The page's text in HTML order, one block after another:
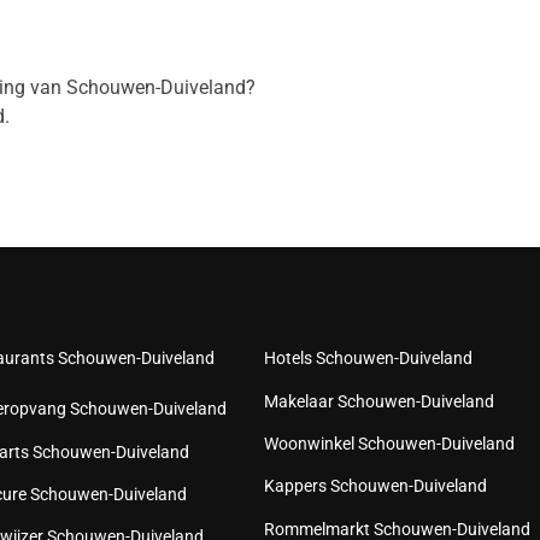
van Schouwen-Duiveland?
Schouwen-Duiveland
Schouwen-Duiveland
Schouwen-Duiveland
Schouwen-Duiveland
Hotels Schouwen-Duiveland
Makelaar Schouwen-Duiveland
Woonwinkel Schouwen-Duiveland
Kappers Schouwen-Duiveland
Rommelmarkt Schouwen-Duiveland